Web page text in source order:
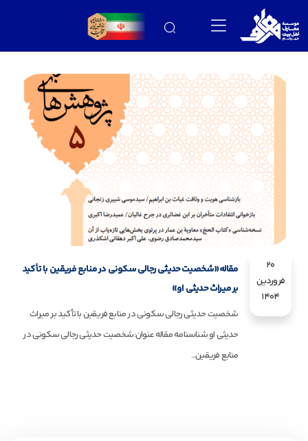
20
فروردین
1404
مقاله«شخصیت حدیثی رجالی سکونی در منابع فریقین با تأکید
بر میراث حدیثی او»
شخصیت حدیثی رجالی سکونی در منابع فریقین با تأکید بر میراث
حدیثی او شناسنامه مقاله عنوان:شخصیت حدیثی رجالی سکونی در
منابع فریقین...